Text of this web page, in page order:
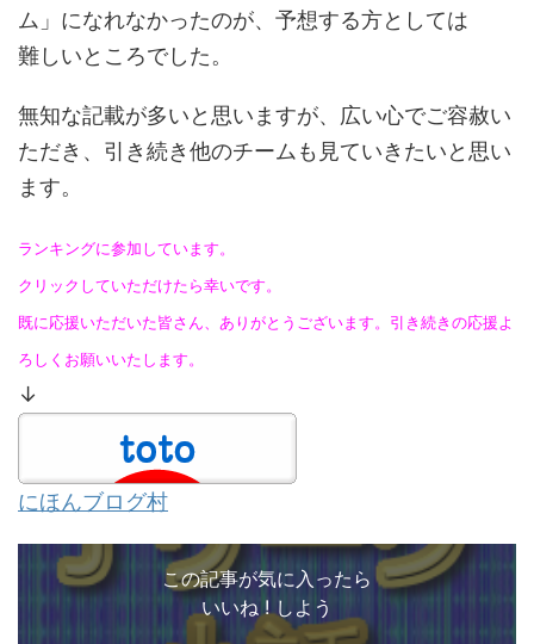
ム」になれなかったのが、予想する方としては
難しいところでした。
無知な記載が多いと思いますが、広い心でご容赦い
ただき、引き続き他のチームも見ていきたいと思い
ます。
ランキングに参加しています。
クリックしていただけたら幸いです。
既に応援いただいた皆さん、ありがとうございます。引き続きの応援よ
ろしくお願いいたします。
↓
にほんブログ村
この記事が気に入ったら
いいね ! しよう